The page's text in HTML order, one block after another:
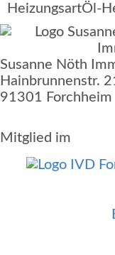
HeizungsartÖl-
Susanne Nöth
Hainbrunnenstr.
91301 Forchheim
Mitglied im